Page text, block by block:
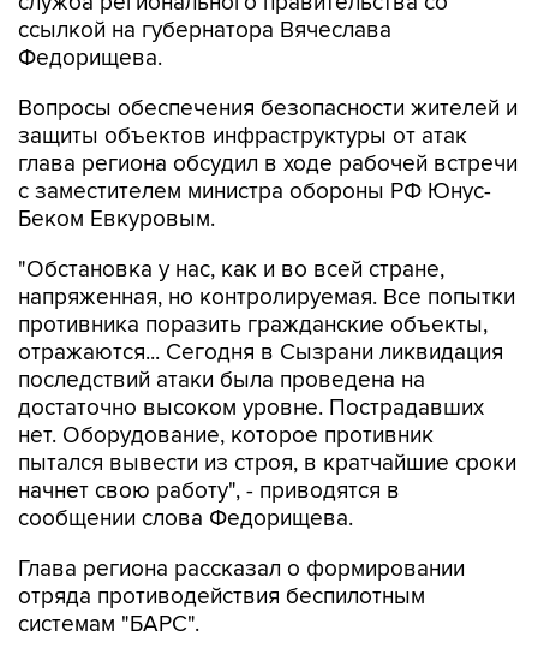
ссылкой на губернатора Вячеслава
Федорищева.
Вопросы обеспечения безопасности жителей и
защиты объектов инфраструктуры от атак
глава региона обсудил в ходе рабочей встречи
с заместителем министра обороны РФ Юнус-
Беком Евкуровым.
"Обстановка у нас, как и во всей стране,
напряженная, но контролируемая. Все попытки
противника поразить гражданские объекты,
отражаются... Сегодня в Сызрани ликвидация
последствий атаки была проведена на
достаточно высоком уровне. Пострадавших
нет. Оборудование, которое противник
пытался вывести из строя, в кратчайшие сроки
начнет свою работу", - приводятся в
сообщении слова Федорищева.
Глава региона рассказал о формировании
отряда противодействия беспилотным
системам "БАРС".